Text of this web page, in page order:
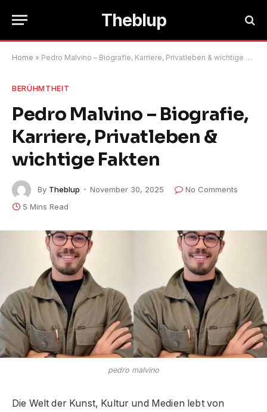
Theblup
Home » Pedro Malvino – Biografie, Karriere, Privatleben & wichtige Fakten
BERÜHMTHEIT
Pedro Malvino – Biografie,
Karriere, Privatleben &
wichtige Fakten
By Theblup November 30, 2025
No Comments
5 Mins Read
pedro malvino
Die Welt der Kunst, Kultur und Medien lebt von